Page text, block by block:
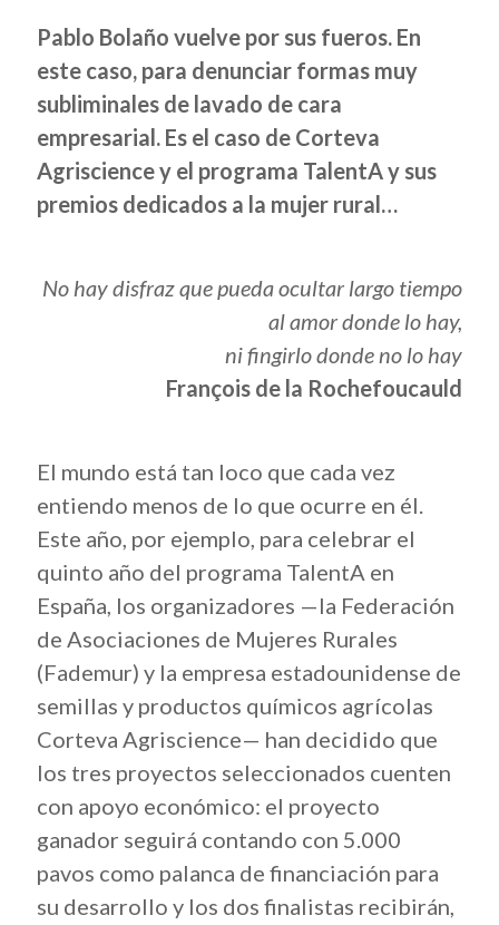
Pablo Bolaño vuelve por sus fueros. En
este caso, para denunciar formas muy
subliminales de lavado de cara
empresarial. Es el caso de Corteva
Agriscience y el programa TalentA y sus
premios dedicados a la mujer rural…
No hay disfraz que pueda ocultar largo tiempo
al amor donde lo hay,
ni fingirlo donde no lo hay
François de la Rochefoucauld
El mundo está tan loco que cada vez
entiendo menos de lo que ocurre en él.
Este año, por ejemplo, para celebrar el
quinto año del programa TalentA en
España, los organizadores —la Federación
de Asociaciones de Mujeres Rurales
(Fademur) y la empresa estadounidense de
semillas y productos químicos agrícolas
Corteva Agriscience— han decidido que
los tres proyectos seleccionados cuenten
con apoyo económico: el proyecto
ganador seguirá contando con 5.000
pavos como palanca de financiación para
su desarrollo y los dos finalistas recibirán,